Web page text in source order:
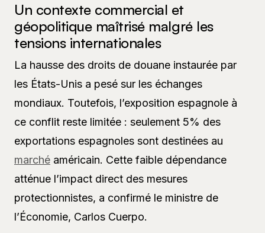
Un contexte commercial et
géopolitique maîtrisé malgré les
tensions internationales
La hausse des droits de douane instaurée par
les États-Unis a pesé sur les échanges
mondiaux. Toutefois, l’exposition espagnole à
ce conflit reste limitée : seulement 5% des
exportations espagnoles sont destinées au
marché américain. Cette faible dépendance
atténue l’impact direct des mesures
protectionnistes, a confirmé le ministre de
l’Économie, Carlos Cuerpo.